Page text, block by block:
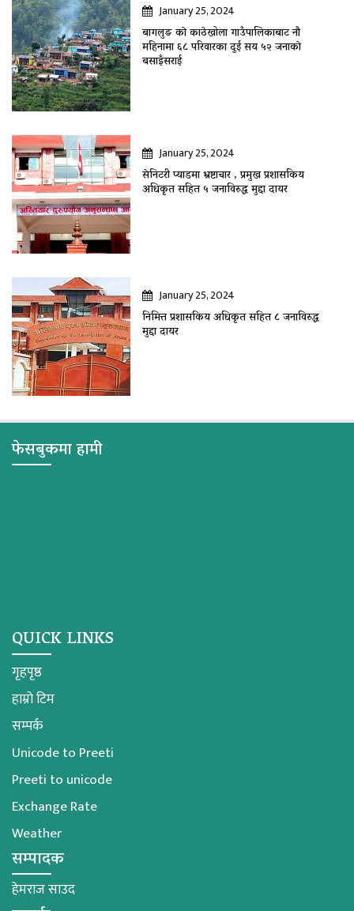
January 25, 2024
बागलुङ काे काठेखोला गाउँपालिकाबाट नौ
महिनामा ६८ परिवारका दुई सय ५२ जनाकाे
बसाइँसराई
January 25, 2024
सेनिटरी प्याडमा भ्रष्टाचार , प्रमुख प्रशासकिय
अधिकृत सहित ५ जनाविरुद्ध मुद्दा दायर
January 25, 2024
निमित्त प्रशासकिय अधिकृत सहित ८ जनाविरुद्ध
मुद्दा दायर
फेसबुकमा हामी
QUICK LINKS
गृहपृष्ठ
हाम्रो टिम
सम्पर्क
Unicode to Preeti
Preeti to unicode
Exchange Rate
Weather
सम्पादक
हेमराज साउद